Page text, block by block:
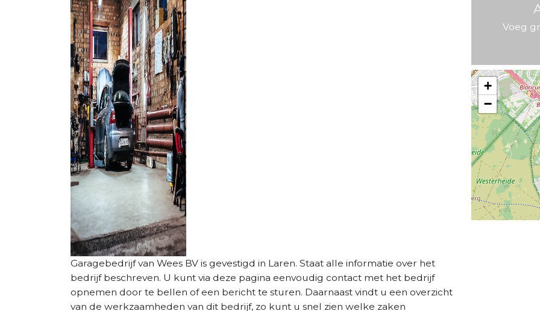
Garagebedrijf van Wees BV is gevestigd in Laren. Staat alle informatie over het
bedrijf beschreven. U kunt via deze pagina eenvoudig contact met het bedrijf
opnemen door te bellen of een bericht te sturen. Daarnaast vindt u een overzicht
van de werkzaamheden van dit bedrijf, zo kunt u snel zien welke zaken
Voeg
+
−